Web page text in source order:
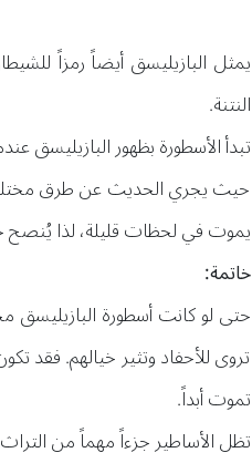
النتنة.
تبدأ الأسطورة بظهور البازيليسق
حيث يجري الحديث عن طرق مختلفة
يموت في لحظات قليلة، لذا
خاتمة:
حتى لو كانت أسطورة البازيليسق
تروى للأحفاد وتثير خيالهم. فقد
تموت أبداً.
تظل الأساطير جزءاً مهماً من